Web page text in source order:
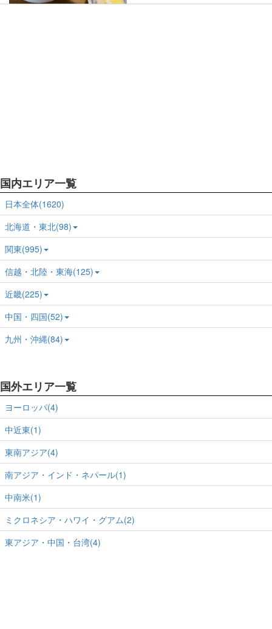
国内エリア一覧
日本全体(1620)
北海道・東北(98)
関東(995)
信越・北陸・東海(125)
近畿(225)
中国・四国(52)
九州・沖縄(84)
国外エリア一覧
ヨーロッパ(4)
中近東(1)
東南アジア(4)
南アジア・インド・ネパール(1)
中南米(1)
ミクロネシア・ハワイ・グアム(2)
東アジア・中国・台湾(4)